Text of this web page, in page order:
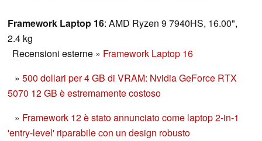
Framework Laptop 16: AMD Ryzen 9 7940HS, 16.00",
2.4 kg
Recensioni esterne » Framework Laptop 16
» 500 dollari per 4 GB di VRAM: Nvidia GeForce RTX
5070 12 GB è estremamente costoso
» Framework 12 è stato annunciato come laptop 2-in-1
'entry-level' riparabile con un design robusto